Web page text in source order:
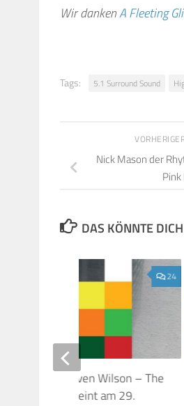
Wir dankenA Fleeting
Tags: 5.1 Surround Sound
Nick Mason der
DAS KÖNNTE
24
Album von Steven Wilson – The
Codex erscheint am 29.